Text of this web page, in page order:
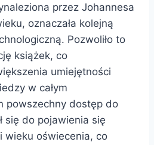
przez Johannesa
oznaczała kolejną
Pozwoliło to
książek, co
umiejętności
w całym
powszechny dostęp do
się do pojawienia się
wieku oświecenia, co